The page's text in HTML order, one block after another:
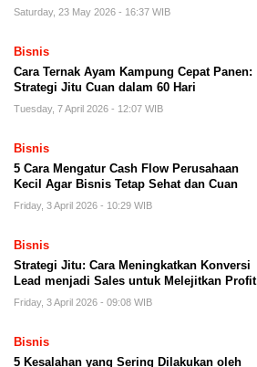
Saturday, 23 May 2026 - 16:37 WIB
Bisnis
Cara Ternak Ayam Kampung Cepat Panen:
Strategi Jitu Cuan dalam 60 Hari
Tuesday, 7 April 2026 - 12:07 WIB
Bisnis
5 Cara Mengatur Cash Flow Perusahaan
Kecil Agar Bisnis Tetap Sehat dan Cuan
Friday, 3 April 2026 - 10:29 WIB
Bisnis
Strategi Jitu: Cara Meningkatkan Konversi
Lead menjadi Sales untuk Melejitkan Profit
Friday, 3 April 2026 - 09:08 WIB
Bisnis
5 Kesalahan yang Sering Dilakukan oleh